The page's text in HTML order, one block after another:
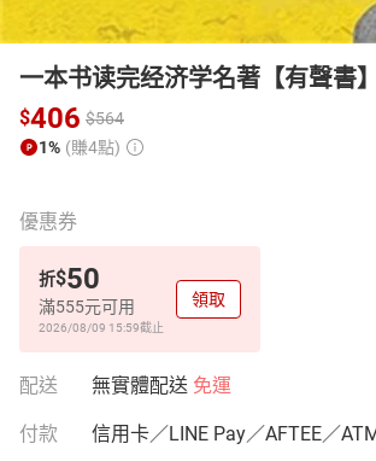
一本书读完经济学名著【有聲書】
$406 $564
1% (賺4點)
優惠券
折$50
滿555元可用
2026/08/09 15:59截止
領取
配送 無實體配送 免運
付款 信用卡／LINE Pay／AFTEE／